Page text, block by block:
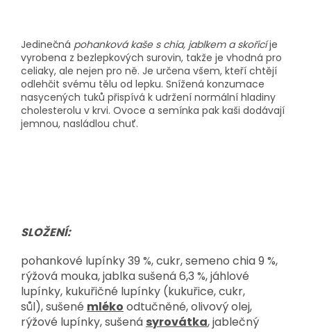
Jedinečná pohanková kaše s chia, jablkem a skořicí je
vyrobena z bezlepkových surovin, takže je vhodná pro
celiaky, ale nejen pro ně. Je určena všem, kteří chtějí
odlehčit svému tělu od lepku. Snížená konzumace
nasycených tuků přispívá k udržení normální hladiny
cholesterolu v krvi. Ovoce a semínka pak kaši dodávají
jemnou, nasládlou chuť.
SLOŽENÍ:
pohankové lupínky 39 %, cukr, semeno chia 9 %,
rýžová mouka, jablka sušená 6,3 %, jáhlové
lupínky, kukuřičné lupínky (kukuřice, cukr,
sůl),sušené mléko odtučněné, olivový olej,
rýžové lupínky, sušená syrovátka, jablečný